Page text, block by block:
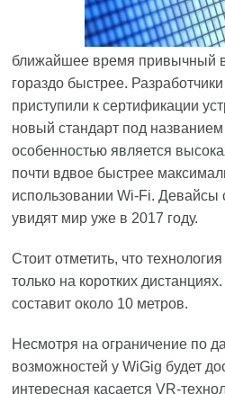
ближайшее время привычный
гораздо быстрее.
приступили к сертификации
новый стандарт под
особенностью является
почти вдвое быстрее
использовании Wi-Fi. Девайсы
увидят мир уже в 2017 году.
Стоит отметить, что
только на коротких
составит около 10 метров.
Несмотря на ограничение по
возможностей у WiGig будет
интересная касается VR-